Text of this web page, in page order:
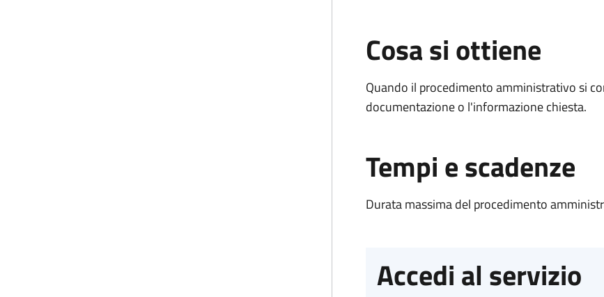
Cosa si ottiene
Quando il procedimento amministrativo si
documentazione o l'informazione chiesta.
Tempi e scadenze
Durata massima del procedimento
Accedi al servizio